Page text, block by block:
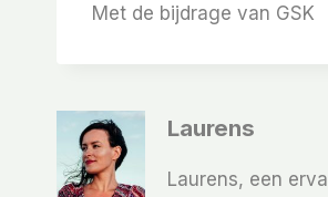
Met de bijdrage van GSK
Laurens
Laurens, een